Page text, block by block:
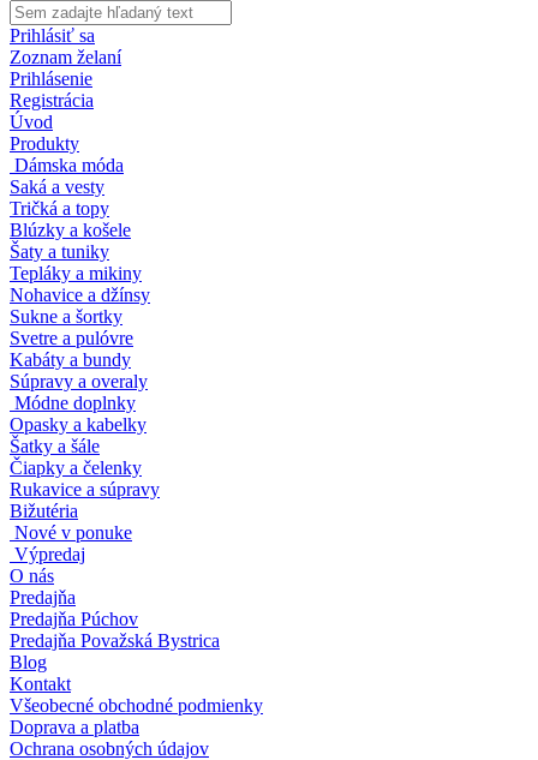
Prihlásiť sa
Zoznam želaní
Prihlásenie
Registrácia
Úvod
Produkty
Dámska móda
Saká a vesty
Tričká a topy
Blúzky a košele
Šaty a tuniky
Tepláky a mikiny
Nohavice a džínsy
Sukne a šortky
Svetre a pulóvre
Kabáty a bundy
Súpravy a overaly
Módne doplnky
Opasky a kabelky
Šatky a šále
Čiapky a čelenky
Rukavice a súpravy
Bižutéria
Nové v ponuke
Výpredaj
O nás
Predajňa
Predajňa Púchov
Predajňa Považská Bystrica
Blog
Kontakt
Všeobecné obchodné podmienky
Doprava a platba
Ochrana osobných údajov